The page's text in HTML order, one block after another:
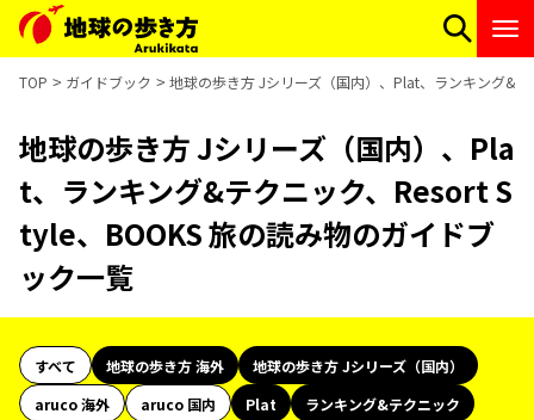
TOP ガイドブック 地球の歩き方 Jシリーズ（国内）、Plat、ランキング&
地球の歩き方 Jシリーズ（国内）、Pla
t、ランキング&テクニック、Resort S
tyle、BOOKS 旅の読み物のガイドブ
ック一覧
すべて 地球の歩き方 海外
地球の歩き方 Jシリーズ（国内）
aruco 海外
aruco 国内 Plat
ランキング&テクニック